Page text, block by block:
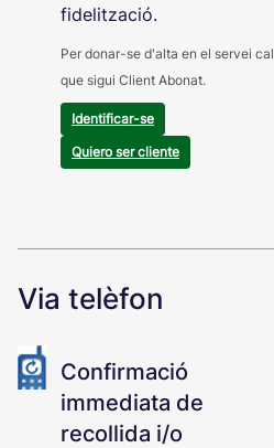
fidelització.
Per donar-se d'alta en el servei cal
que sigui Client Abonat.
Identificar-se
Quiero ser cliente
Via telèfon
Confirmació
immediata de
recollida i/o